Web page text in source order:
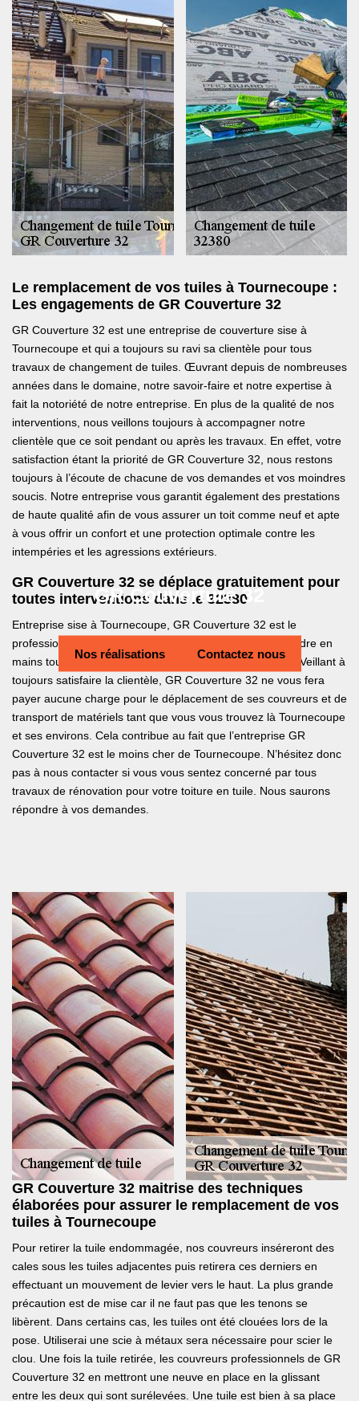
GR Couverture 32
Nos réalisations Contactez nous
Le remplacement de vos tuiles à Tournecoupe :
Les engagements de GR Couverture 32
GR Couverture 32 est une entreprise de couverture sise à
Tournecoupe et qui a toujours su ravi sa clientèle pour tous
travaux de changement de tuiles. Œuvrant depuis de nombreuses
années dans le domaine, notre savoir-faire et notre expertise à
fait la notoriété de notre entreprise. En plus de la qualité de nos
interventions, nous veillons toujours à accompagner notre
clientèle que ce soit pendant ou après les travaux. En effet, votre
satisfaction étant la priorité de GR Couverture 32, nous restons
toujours à l’écoute de chacune de vos demandes et vos moindres
soucis. Notre entreprise vous garantit également des prestations
de haute qualité afin de vous assurer un toit comme neuf et apte
à vous offrir un confort et une protection optimale contre les
intempéries et les agressions extérieurs.
GR Couverture 32 se déplace gratuitement pour
toutes interventions dans le 32380
Entreprise sise à Tournecoupe, GR Couverture 32 est le
professionnel près de chez vous le plus à même de prendre en
mains tous vos besoins en changement de toit en tuiles. Veillant à
toujours satisfaire la clientèle, GR Couverture 32 ne vous fera
payer aucune charge pour le déplacement de ses couvreurs et de
transport de matériels tant que vous vous trouvez là Tournecoupe
et ses environs. Cela contribue au fait que l’entreprise GR
Couverture 32 est le moins cher de Tournecoupe. N’hésitez donc
pas à nous contacter si vous vous sentez concerné par tous
travaux de rénovation pour votre toiture en tuile. Nous saurons
répondre à vos demandes.
GR Couverture 32 maitrise des techniques
élaborées pour assurer le remplacement de vos
tuiles à Tournecoupe
Pour retirer la tuile endommagée, nos couvreurs inséreront des
cales sous les tuiles adjacentes puis retirera ces derniers en
effectuant un mouvement de levier vers le haut. La plus grande
précaution est de mise car il ne faut pas que les tenons se
libèrent. Dans certains cas, les tuiles ont été clouées lors de la
pose. Utiliserai une scie à métaux sera nécessaire pour scier le
clou. Une fois la tuile retirée, les couvreurs professionnels de GR
Couverture 32 en mettront une neuve en place en la glissant
entre les deux qui sont surélevées. Une tuile est bien à sa place